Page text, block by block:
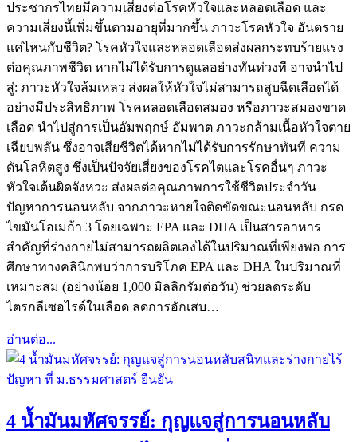
ประชากรไทยมีความเสี่ยงต่อโรคหัวใจและหลอดเลือด และ
ความเสี่ยงนี้เพิ่มขึ้นตามอายุที่มากขึ้น ภาวะโรคหัวใจ อันตราย
แค่ไหนกับชีวิต? โรคหัวใจและหลอดเลือดส่งผลกระทบร้ายแรง
ต่อคุณภาพชีวิต หากไม่ได้รับการดูแลอย่างทันท่วงที อาจนำไป
สู่: ภาวะหัวใจล้มเหลว ส่งผลให้หัวใจไม่สามารถสูบฉีดเลือดได้
อย่างมีประสิทธิภาพ โรคหลอดเลือดสมอง หรือภาวะสมองขาด
เลือด นำไปสู่การเป็นอัมพฤกษ์ อัมพาต ภาวะกล้ามเนื้อหัวใจตาย
เฉียบพลัน ซึ่งอาจเสียชีวิตได้หากไม่ได้รับการรักษาทันที ความ
ดันโลหิตสูง ซึ่งเป็นปัจจัยเสี่ยงของโรคไตและโรคอื่นๆ ภาวะ
หัวใจเต้นผิดจังหวะ ส่งผลต่อคุณภาพการใช้ชีวิตประจำวัน
ปัญหาการนอนหลับ จากภาวะหายใจติดขัดขณะนอนหลับ กรด
ไขมันโอเมก้า 3 โดยเฉพาะ EPA และ DHA เป็นสารอาหาร
สำคัญที่ร่างกายไม่สามารถผลิตเองได้ในปริมาณที่เพียงพอ การ
ศึกษาทางคลินิกพบว่าการบริโภค EPA และ DHA ในปริมาณที่
เหมาะสม (อย่างน้อย 1,000 มิลลิกรัมต่อวัน) ช่วยลดระดับ
ไตรกลีเซอไรด์ในเลือด ลดการอักเสบ…
อ่านต่อ...
4 น้ำมันมหัศจรรย์: กุญแจสู่การนอนหลับ